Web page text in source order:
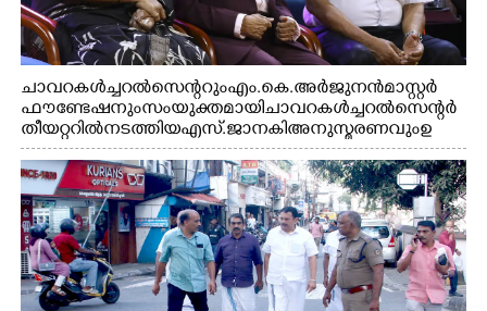
ചാവറ കൾച്ചറൽ സെന്ററും എം.കെ. അർജുനൻ മാസ്റ്റർ
ഫൗണ്ടേഷനും സംയുക്തമായി ചാവറ കൾച്ചറൽ സെന്റർ
തീയറ്ററിൽ നടത്തിയ എസ്. ജാനകി അനുസ്മരണവും ഉ
ദ്ഘാടനം ചെയ്യാനെത്തിയ സംഗീത സംവിധായകൻ ജെറി
അമൽദേവ്, ഗായിക ജെൻസി, എം.കെ. അർജുനൻ
ഫൗണ്ടേഷൻ ചെയർമാൻ ഡോ. രാധാകൃഷ്ണൻ എന്നിവർ